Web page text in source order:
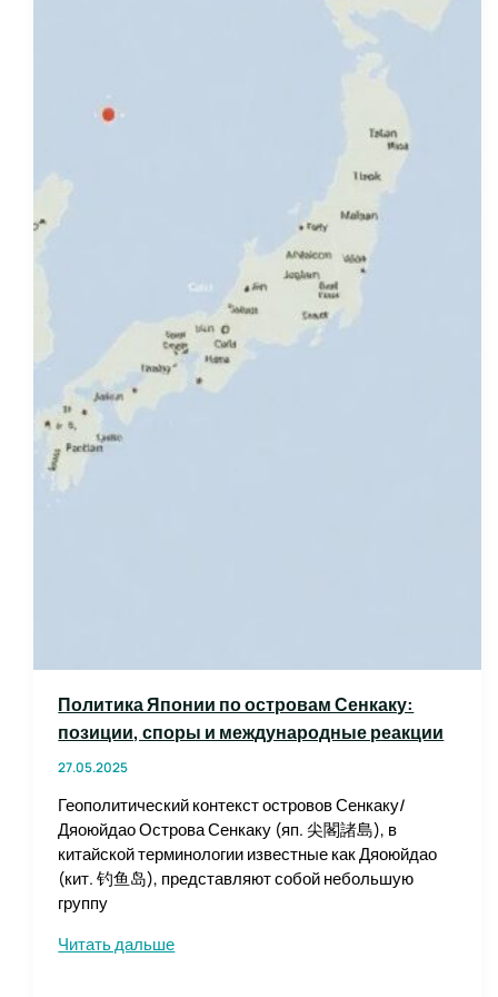
Политика Японии по островам Сенкаку:
позиции, споры и международные реакции
27.05.2025
Геополитический контекст островов Сенкаку/
Дяоюйдао Острова Сенкаку (яп. 尖閣諸島), в
китайской терминологии известные как Дяоюйдао
(кит. 钓鱼岛), представляют собой небольшую
группу
Политика
Читать дальше